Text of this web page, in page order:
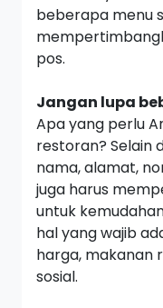
beberapa menu
pos.
Jangan lupa
Apa yang perlu
restoran? Selain
nama, alamat,
juga harus
untuk
hal yang wajib
harga, makanan
sosial.